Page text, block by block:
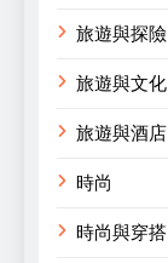
旅遊與探險
旅遊與文化
旅遊與酒店
時尚
時尚與穿搭